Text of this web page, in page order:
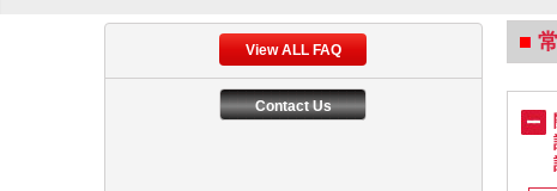
View ALL FAQ
Contact Us